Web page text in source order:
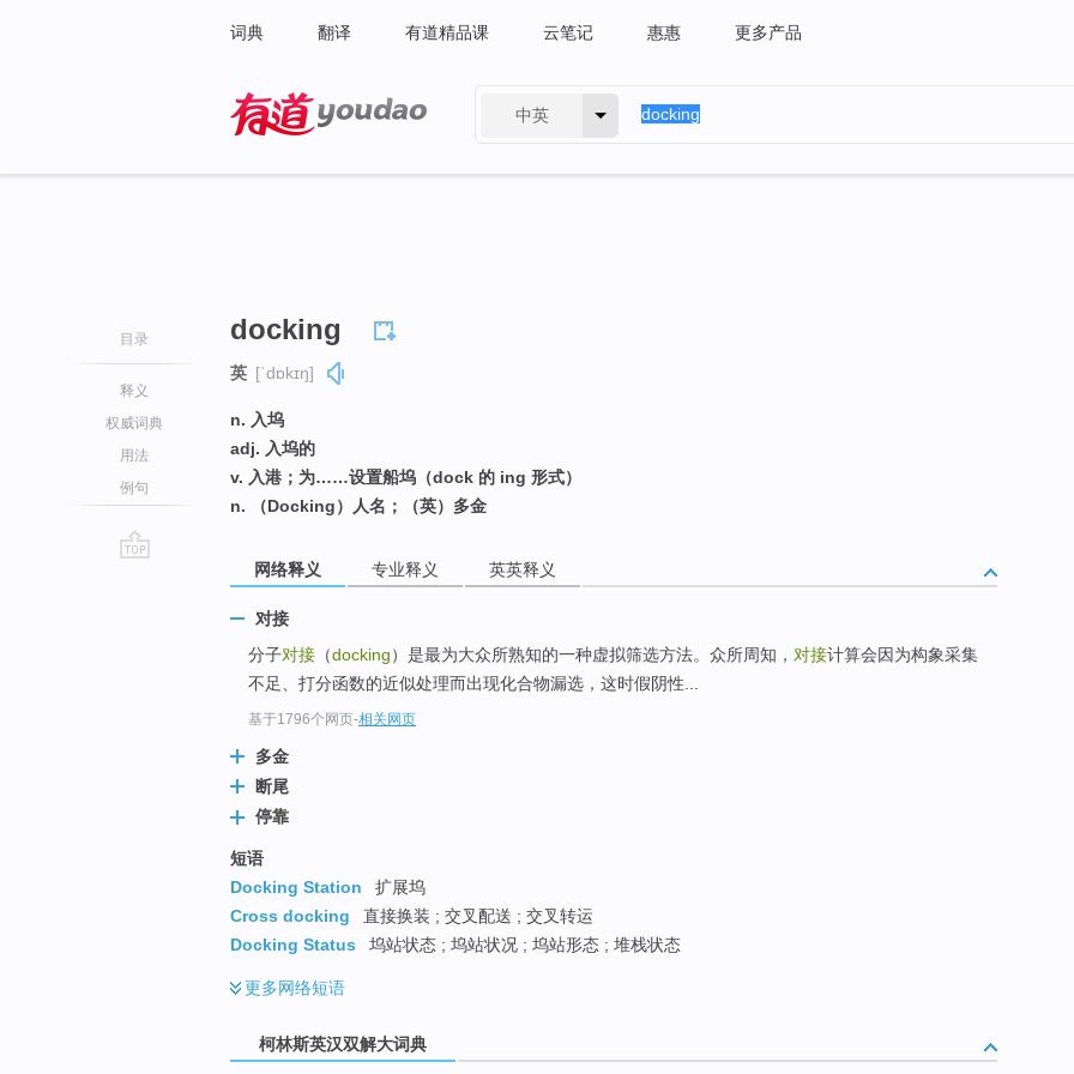
词典 翻译 有道精品课 云笔记 惠惠 更多产品
中英
目录
释义
权威词典
用法
例句
docking
英 [ˈdɒkɪŋ]
n. 入坞
adj. 入坞的
v. 入港；为……设置船坞（dock 的 ing 形式）
n. （Docking）人名；（英）多金
网络释义 专业释义 英英释义
对接
分子对接 （docking）是最为大众所熟知的一种虚拟筛选方法。众所周知， 对接计算会因为构象采集
不足、打分函数的近似处理而出现化合物漏选，这时假阴性...
基于1796个网页-相关网页
多金
断尾
停靠
短语
Docking Station
扩展坞
Cross docking
直接换装 ; 交叉配送 ; 交叉转运
Docking Status
坞站状态 ; 坞站状况 ; 坞站形态 ; 堆栈状态
更多网络短语
柯林斯英汉双解大词典